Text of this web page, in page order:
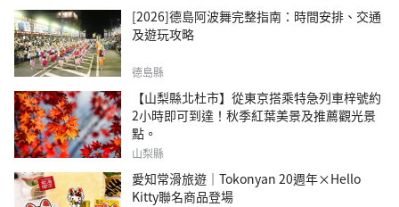
[2026]德島阿波舞完整指南：時間安排、交通
及遊玩攻略
德島縣
【山梨縣北杜市】從東京搭乘特急列車梓號約
2小時即可到達！秋季紅葉美景及推薦觀光景
點。
山梨縣
愛知常滑旅遊｜Tokonyan 20週年×Hello
Kitty聯名商品登場